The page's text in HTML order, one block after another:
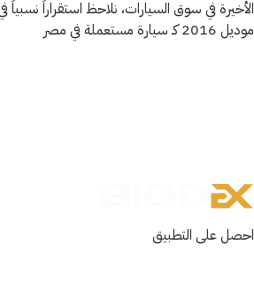
موديل 2016 كـ سيارة مستعملة في مصر
احصل على التطبيق